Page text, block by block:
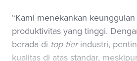
“Kami menekankan
produktivitas yang tinggi.
berada di top tierindustri,
kualitas di atas standar,